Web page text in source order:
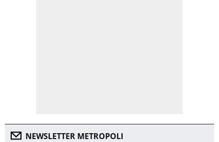
NEWSLETTER METROPOLI